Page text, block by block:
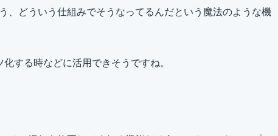
、どういう仕組みでそうなってるんだという魔法のような機
する時などに活用できそうですね。